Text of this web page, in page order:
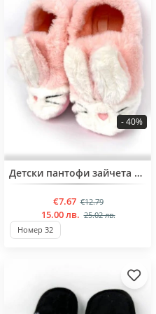
BESTSELLERДетски пантофи зайчета от 31 до 35 номер
€7.67 €12.79
- 40%
15.00 лв. 25.02 лв.
Номер 32